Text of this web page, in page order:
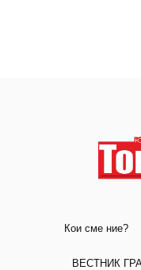
Кои сме ние?
ВЕСТНИК